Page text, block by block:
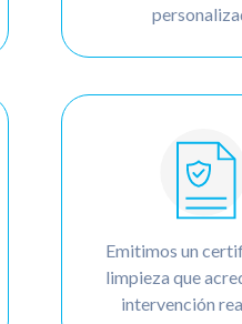
Emitimos un
limpieza que
intervención